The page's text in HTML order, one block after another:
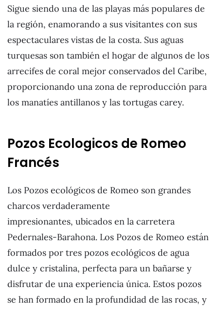
Sigue siendo una de las playas más populares de
la región, enamorando a sus visitantes con sus
espectaculares vistas de la costa. Sus aguas
turquesas son también el hogar de algunos de los
arrecifes de coral mejor conservados del Caribe,
proporcionando una zona de reproducción para
los manatíes antillanos y las tortugas carey.
Pozos Ecologicos de Romeo
Francés
Los Pozos ecológicos de Romeo son grandes
charcos verdaderamente
impresionantes, ubicados en la carretera
Pedernales-Barahona. Los Pozos de Romeo están
formados por tres pozos ecológicos de agua
dulce y cristalina, perfecta para un bañarse y
disfrutar de una experiencia única. Estos pozos
se han formado en la profundidad de las rocas, y